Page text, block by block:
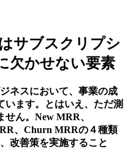
サブスクリプシ
欠かせない要素
ネスにおいて、事業の成
います。とはいえ、ただ測
ん。New MRR、
、Churn MRRの４種類
改善策を実施すること